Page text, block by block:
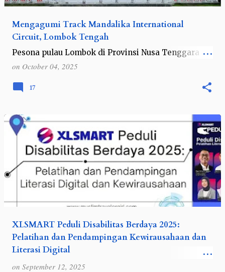
Mengagumi Track Mandalika International
Circuit, Lombok Tengah
Pesona pulau Lombok di Provinsi Nusa Tenggara
Barat memang tidak ada habisnya. Selain
keindahan pantai dan bukit yang indah , kehadiran
sirkuit internasional Mandalika pun menjadi…
on October 04, 2025
17
XLSMART Peduli Disabilitas Berdaya 2025:
Pelatihan dan Pendampingan Kewirausahaan dan
Literasi Digital
Setelah sukses melakukan kegiatan pelatihan
on September 12, 2025